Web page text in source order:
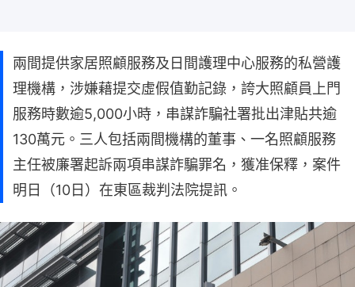
兩間提供家居照顧服務及日間護理中心服務的私營護
理機構，涉嫌藉提交虛假值勤記錄，誇大照顧員上門
服務時數逾5,000小時，串謀詐騙社署批出津貼共逾
130萬元。三人包括兩間機構的董事、一名照顧服務
主任被廉署起訴兩項串謀詐騙罪名，獲准保釋，案件
明日（10日）在東區裁判法院提訊。